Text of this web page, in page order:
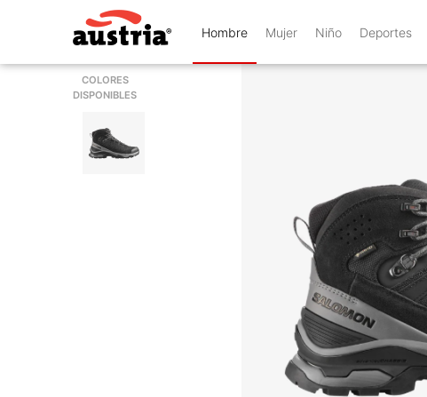
Hombre Mujer Niño Deportes
COLORES
DISPONIBLES